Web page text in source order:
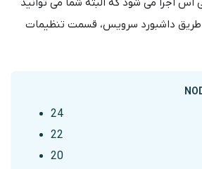
اس اجرا می شود که البته شما می توانید
طریق داشبورد سرویس، قسمت تنظیمات
24
22
20